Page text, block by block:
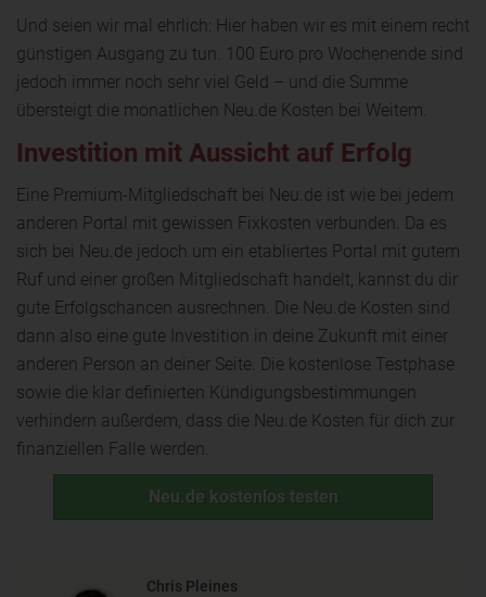
Und seien wir mal ehrlich: Hier haben wir es mit einem recht
günstigen Ausgang zu tun. 100 Euro pro Wochenende sind
jedoch immer noch sehr viel Geld – und die Summe
übersteigt die monatlichen Neu.de Kosten bei Weitem.
Investition mit Aussicht auf Erfolg
Eine Premium-Mitgliedschaft bei Neu.de ist wie bei jedem
anderen Portal mit gewissen Fixkosten verbunden. Da es
sich bei Neu.de jedoch um ein etabliertes Portal mit gutem
Ruf und einer großen Mitgliedschaft handelt, kannst du dir
gute Erfolgschancen ausrechnen. Die Neu.de Kosten sind
dann also eine gute Investition in deine Zukunft mit einer
anderen Person an deiner Seite. Die kostenlose Testphase
sowie die klar definierten Kündigungsbestimmungen
verhindern außerdem, dass die Neu.de Kosten für dich zur
finanziellen Falle werden.
Neu.de kostenlos testen
Chris Pleines